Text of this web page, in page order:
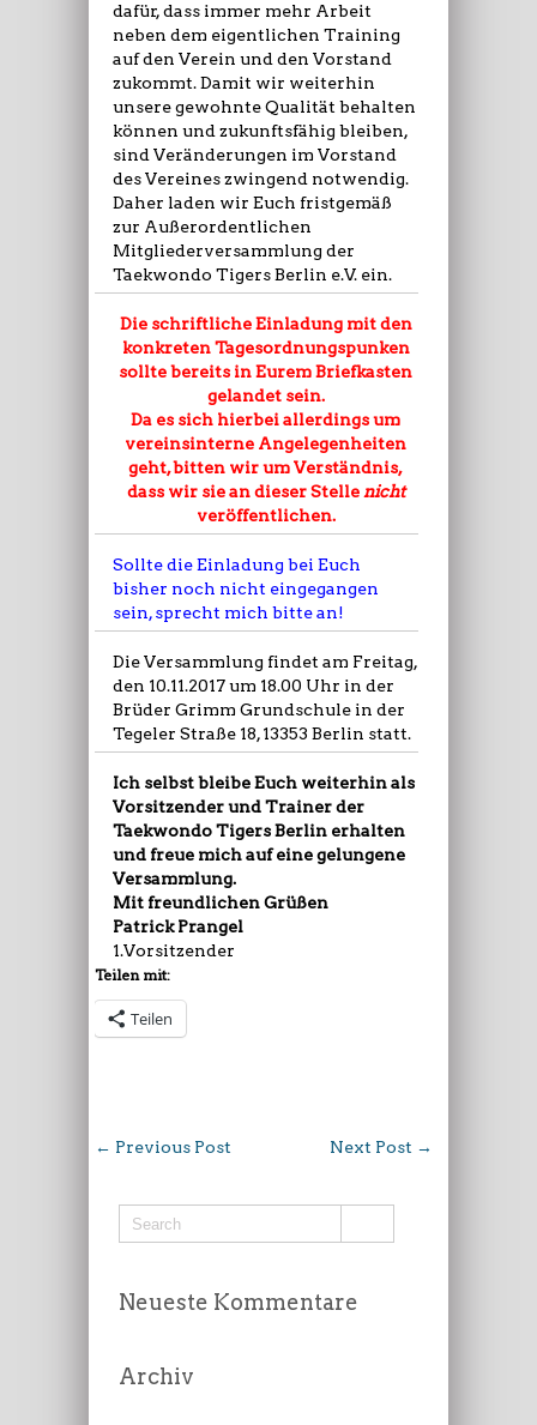
dafür, dass immer mehr Arbeit
neben dem eigentlichen Training
auf den Verein und den Vorstand
zukommt. Damit wir weiterhin
unsere gewohnte Qualität behalten
können und zukunftsfähig bleiben,
sind Veränderungen im Vorstand
des Vereines zwingend notwendig.
Daher laden wir Euch fristgemäß
zur Außerordentlichen
Mitgliederversammlung der
Taekwondo Tigers Berlin e.V. ein.
Die schriftliche Einladung mit den
konkreten Tagesordnungspunken
sollte bereits in Eurem Briefkasten
gelandet sein.
Da es sich hierbei allerdings um
vereinsinterne Angelegenheiten
geht, bitten wir um Verständnis,
dass wir sie an dieser Stellenicht
veröffentlichen.
Sollte die Einladung bei Euch
bisher noch nicht eingegangen
sein, sprecht mich bitte an!
Die Versammlung findet am Freitag,
den 10.11.2017 um 18.00 Uhr in der
Brüder Grimm Grundschule in der
Tegeler Straße 18, 13353 Berlin statt.
Ich selbst bleibe Euch weiterhin als
Vorsitzender und Trainer der
Taekwondo Tigers Berlin erhalten
und freue mich auf eine gelungene
Versammlung.
Mit freundlichen Grüßen
Patrick Prangel
1.Vorsitzender
Teilen mit:
Teilen
← Previous Post Next Post →
Neueste Kommentare
Archiv